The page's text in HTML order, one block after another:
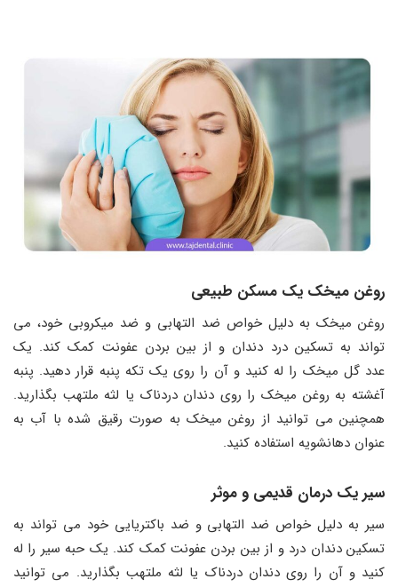
روغن میخک یک مسکن طبیعی
روغن میخک به دلیل خواص ضد التهابی و ضد میکروبی خود، می
‌تواند به تسکین درد دندان و از بین بردن عفونت کمک کند. یک
عدد گل میخک را له کنید و آن را روی یک تکه پنبه قرار دهید. پنبه
آغشته به روغن میخک را روی دندان دردناک یا لثه ملتهب بگذارید.
همچنین می ‌توانید از روغن میخک به صورت رقیق شده با آب به
عنوان دهانشویه استفاده کنید.
سیر یک درمان قدیمی و موثر
سیر به دلیل خواص ضد التهابی و ضد باکتریایی خود می ‌تواند به
تسکین دندان درد و از بین بردن عفونت کمک کند. یک حبه سیر را له
کنید و آن را روی دندان دردناک یا لثه ملتهب بگذارید. می ‌توانید